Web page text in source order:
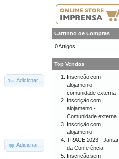
Adicionar
Adicionar
Carrinho de Compras
0 Artigos
Top Vendas
Inscrição com
alojamento –
comunidade externa
Inscrição com
alojamento -
Comunidade externa
Inscrição com
alojamento
TRACE 2023 - Jantar
da Conferência
Inscrição sem